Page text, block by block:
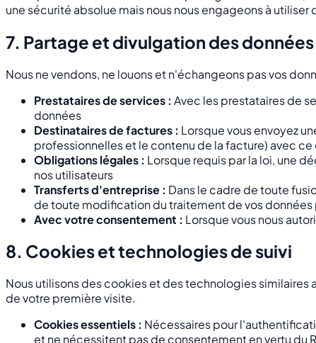
une sécurité absolue mais nous nous engageons à
7. Partage et divulgation des données
Nous ne vendons, ne louons et n'échangeons pas vos
Prestataires de services : Avec les prestataires de
données
Destinataires de factures : Lorsque vous envoyez
professionnelles et le contenu de la facture) avec
Obligations légales : Lorsque requis par la loi, une
nos utilisateurs
Transferts d'entreprise : Dans le cadre de toute
de toute modification du traitement de vos données
Avec votre consentement : Lorsque vous nous
8. Cookies et technologies de suivi
Nous utilisons des cookies et des technologies
de votre première visite.
Cookies essentiels : Nécessaires pour
et ne nécessitent pas de consentement en vertu du